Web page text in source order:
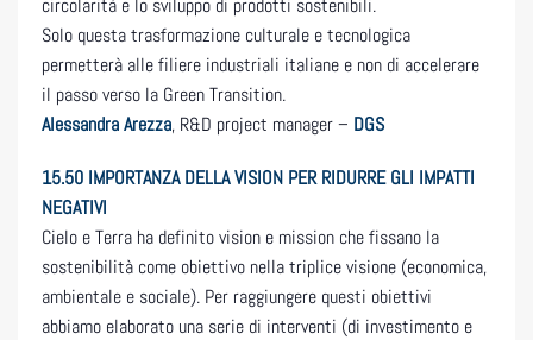
circolarità e lo sviluppo di prodotti sostenibili.
Solo questa trasformazione culturale e tecnologica
permetterà alle filiere industriali italiane e non di accelerare
il passo verso la Green Transition.
Alessandra Arezza, R&D project manager – DGS
15.50 IMPORTANZA DELLA VISION PER RIDURRE GLI IMPATTI
NEGATIVI
Cielo e Terra ha definito vision e mission che fissano la
sostenibilità come obiettivo nella triplice visione (economica,
ambientale e sociale). Per raggiungere questi obiettivi
abbiamo elaborato una serie di interventi (di investimento e